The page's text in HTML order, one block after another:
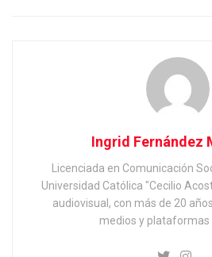
Ingrid Fernández
Licenciada en Comunicación
Universidad Católica "Cecilio
audiovisual, con más de 20
medios y plataformas